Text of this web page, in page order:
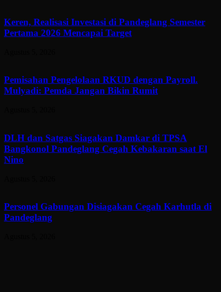
Keren, Realisasi Investasi di Pandeglang Semester
Pertama 2026 Mencapai Target
Pemisahan Pengelolaan RKUD dengan Payroll.
Mulyadi: Pemda Jangan Bikin Rumit
DLH dan Satgas Siagakan Damkar di TPSA
Bangkonol Pandeglang Cegah Kebakaran saat El
Nino
Personel Gabungan Disiagakan Cegah Karhutla di
Pandeglang